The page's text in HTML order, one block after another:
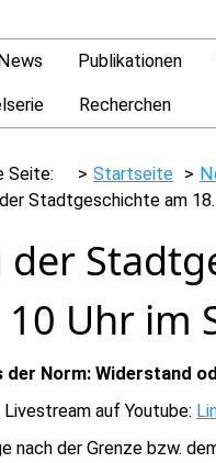
Publikationen
Recherchen
Seite: Startseite
Stadtgeschichte am
der
Uhr im
der Norm: Widerstand
Livestream auf Youtube:
nach der Grenze bzw.